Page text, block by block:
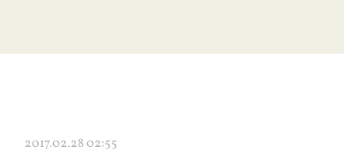
2017.02.28 02:55